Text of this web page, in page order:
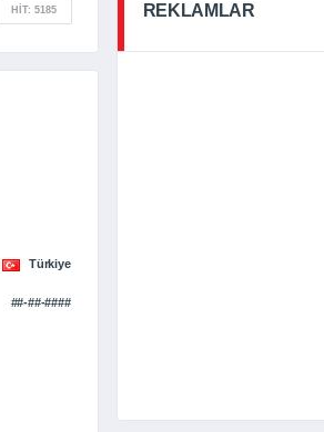
HIT: 5185
Türkiye
##-##-####
REKLAMLAR